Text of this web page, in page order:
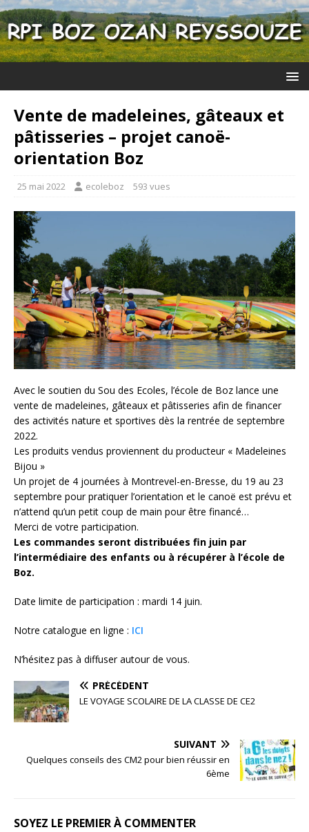
Vente de madeleines, gâteaux et
pâtisseries – projet canoë-
orientation Boz
25 mai 2022 ecoleboz 593 vues
Avec le soutien du Sou des Ecoles, l’école de Boz lance une
vente de madeleines, gâteaux et pâtisseries afin de financer
des activités nature et sportives dès la rentrée de septembre
2022.
Les produits vendus proviennent du producteur « Madeleines
Bijou »
Un projet de 4 journées à Montrevel-en-Bresse, du 19 au 23
septembre pour pratiquer l’orientation et le canoë est prévu et
n’attend qu’un petit coup de main pour être financé…
Merci de votre participation.
Les commandes seront distribuées fin juin par
l’intermédiaire des enfants ou à récupérer à l’école de
Boz.
Date limite de participation : mardi 14 juin.
Notre catalogue en ligne : ICI
N’hésitez pas à diffuser autour de vous.
PRÉCÉDENT
LE VOYAGE SCOLAIRE DE LA CLASSE DE CE2
SUIVANT
Quelques conseils des CM2 pour bien réussir en
6ème
SOYEZ LE PREMIER À COMMENTER